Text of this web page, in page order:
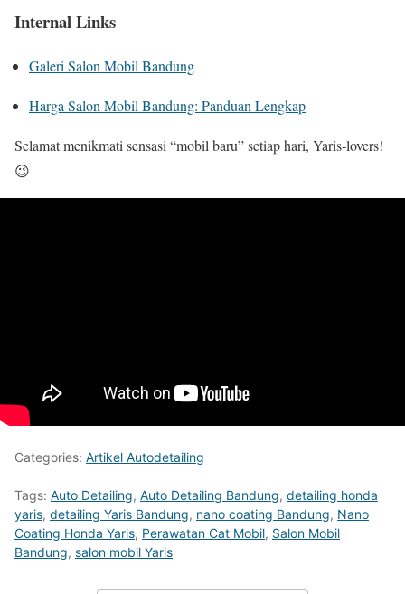
Internal Links
Galeri Salon Mobil Bandung
Harga Salon Mobil Bandung: Panduan Lengkap
Selamat menikmati sensasi “mobil baru” setiap hari, Yaris-lovers!
😉
Categories: Artikel Autodetailing
Tags: Auto Detailing, Auto Detailing Bandung, detailing honda
yaris, detailing Yaris Bandung, nano coating Bandung, Nano
Coating Honda Yaris, Perawatan Cat Mobil, Salon Mobil
Bandung, salon mobil Yaris